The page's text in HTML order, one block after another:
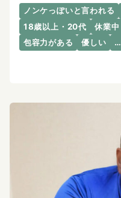
ノンケっぽいと言われる
18歳以上・20代
休業中
包容力がある
優しい …